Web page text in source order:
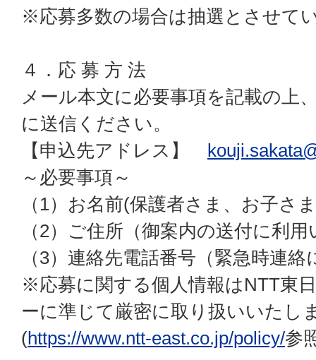
※応募多数の場合は抽選とさせて
４．応 募 方 法
メール本文に必要事項を記載の上
に送信ください。
【申込先アドレス】
～必要事項～
（1）お名前(保護者さま、お子さ
（2）ご住所（御案内の送付に利
（3）連絡先電話番号（緊急時連
※応募に関する個人情報はNTT東
ーに準じて厳密に取り扱いいたし
(https://www.ntt-east.co.jp/policy/参